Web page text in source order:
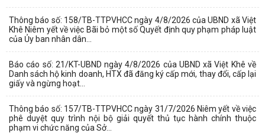
Thông báo số: 158/TB-TTPVHCC ngày 4/8/2026 của UBND xã Việt
Khê Niêm yết về việc Bãi bỏ một số Quyết định quy phạm pháp luật
của Ủy ban nhân dân...
Báo cáo số: 21/KT-UBND ngày 4/8/2026 của UBND xã Việt Khê về
Danh sách hộ kinh doanh, HTX đã đăng ký cấp mới, thay đổi, cấp lại
giấy và ngừng hoạt...
Thông báo số: 157/TB-TTPVHCC ngày 31/7/2026 Niêm yết về việc
phê duyệt quy trình nội bộ giải quyết thủ tục hành chính thuộc
phạm vi chức năng của Sở...